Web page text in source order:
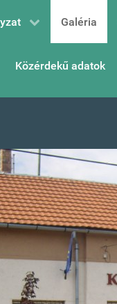
Galéria
Közérdekű adatok